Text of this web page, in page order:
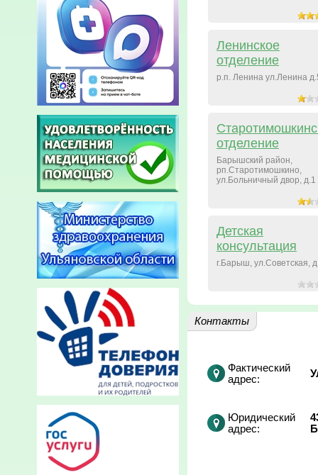
Ленинское
отделение
р.п. Ленина ул.Ленина
отделение
Барышский район,
рп.Старотимошкино,
ул.Больничный двор, д.1
Детская
консультация
г.Барыш, ул.Советская,
Контакты
Фактический
адрес:
Юридический
адреc: